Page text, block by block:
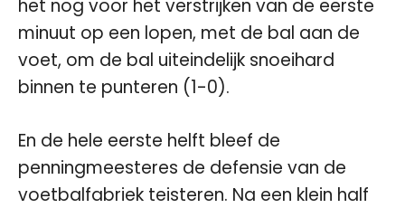
het nog voor het verstrijken van de eerste
minuut op een lopen, met de bal aan de
voet, om de bal uiteindelijk snoeihard
binnen te punteren (1-0).
En de hele eerste helft bleef de
penningmeesteres de defensie van de
voetbalfabriek teisteren. Na een klein half